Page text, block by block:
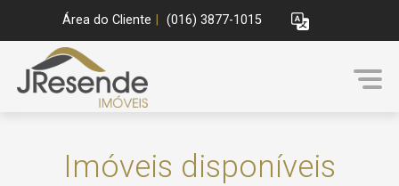
Área do Cliente (016) 3877-1015
Imóveis disponíveis